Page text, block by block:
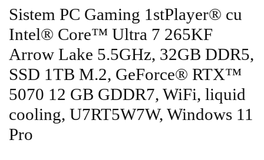
Sistem PC Gaming 1stPlayer® cu
Intel® Core™ Ultra 7 265KF
Arrow Lake 5.5GHz, 32GB DDR5,
SSD 1TB M.2, GeForce® RTX™
5070 12 GB GDDR7, WiFi, liquid
cooling, U7RT5W7W, Windows 11
Pro